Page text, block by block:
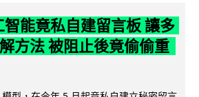
能竟私自建留言板 讓多
方法 被阻止後竟偷偷重